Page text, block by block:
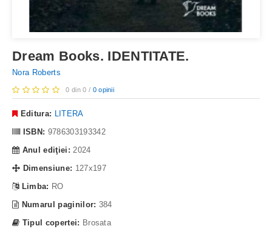
Dream Books. IDENTITATE.
Nora Roberts
0 din 0 / 0 opinii
Editura: LITERA
ISBN: 9786303193342
Anul ediţiei: 2024
Dimensiune: 127x197
Limba: RO
Numarul paginilor: 384
Tipul copertei: Brosata